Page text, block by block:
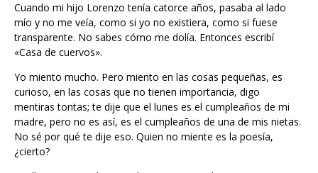
Cuando mi hijo Lorenzo tenía catorce años, pasaba al lado
mío y no me veía, como si yo no existiera, como si fuese
transparente. No sabes cómo me dolía. Entonces escribí
«Casa de cuervos».
Yo miento mucho. Pero miento en las cosas pequeñas, es
curioso, en las cosas que no tienen importancia, digo
mentiras tontas; te dije que el lunes es el cumpleaños de mi
madre, pero no es así, es el cumpleaños de una de mis nietas.
No sé por qué te dije eso. Quien no miente es la poesía,
¿cierto?